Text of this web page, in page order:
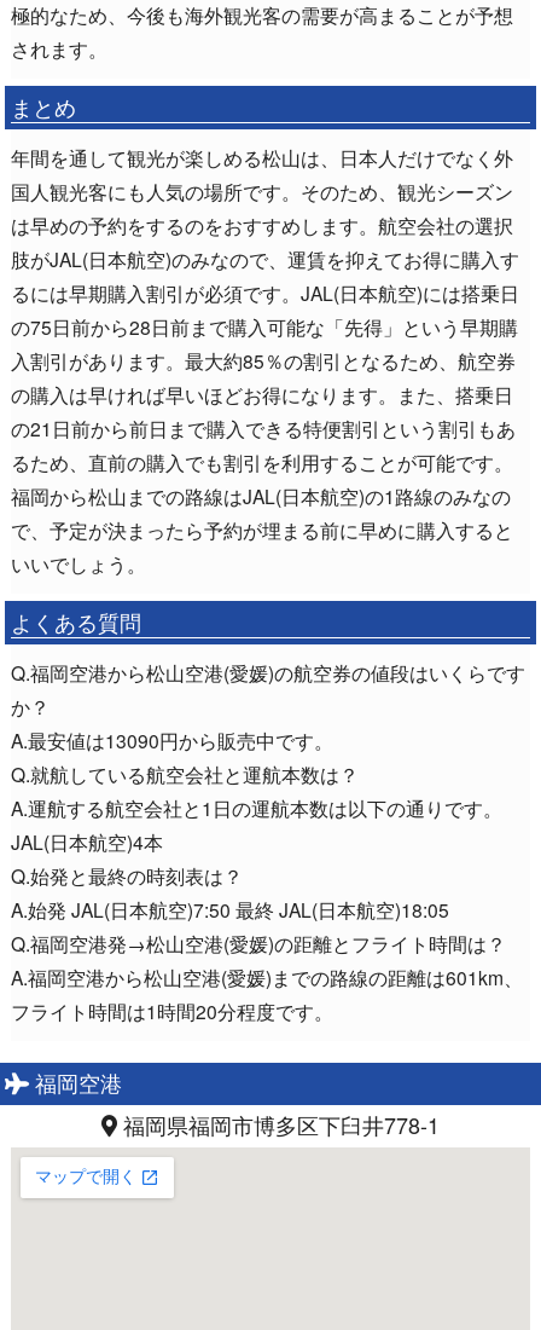
極的なため、今後も海外観光客の需要が高まることが予想
されます。
まとめ
年間を通して観光が楽しめる松山は、日本人だけでなく外
国人観光客にも人気の場所です。そのため、観光シーズン
は早めの予約をするのをおすすめします。航空会社の選択
肢がJAL(日本航空)のみなので、運賃を抑えてお得に購入す
るには早期購入割引が必須です。JAL(日本航空)には搭乗日
の75日前から28日前まで購入可能な「先得」という早期購
入割引があります。最大約85％の割引となるため、航空券
の購入は早ければ早いほどお得になります。また、搭乗日
の21日前から前日まで購入できる特便割引という割引もあ
るため、直前の購入でも割引を利用することが可能です。
福岡から松山までの路線はJAL(日本航空)の1路線のみなの
で、予定が決まったら予約が埋まる前に早めに購入すると
いいでしょう。
よくある質問
Q.福岡空港から松山空港(愛媛)の航空券の値段はいくらです
か？
A.最安値は13090円から販売中です。
Q.就航している航空会社と運航本数は？
A.運航する航空会社と1日の運航本数は以下の通りです。
JAL(日本航空)4本
Q.始発と最終の時刻表は？
A.始発 JAL(日本航空)7:50 最終 JAL(日本航空)18:05
Q.福岡空港発→松山空港(愛媛)の距離とフライト時間は？
A.福岡空港から松山空港(愛媛)までの路線の距離は601km、
フライト時間は1時間20分程度です。
福岡空港
福岡県福岡市博多区下臼井778-1